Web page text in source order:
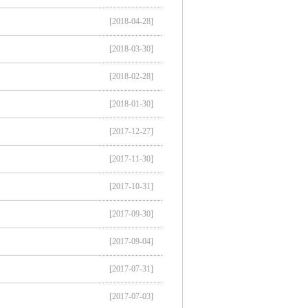
[2018-04-28]
[2018-03-30]
[2018-02-28]
[2018-01-30]
[2017-12-27]
[2017-11-30]
[2017-10-31]
[2017-09-30]
[2017-09-04]
[2017-07-31]
[2017-07-03]